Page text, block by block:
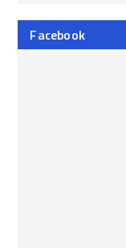
Facebook